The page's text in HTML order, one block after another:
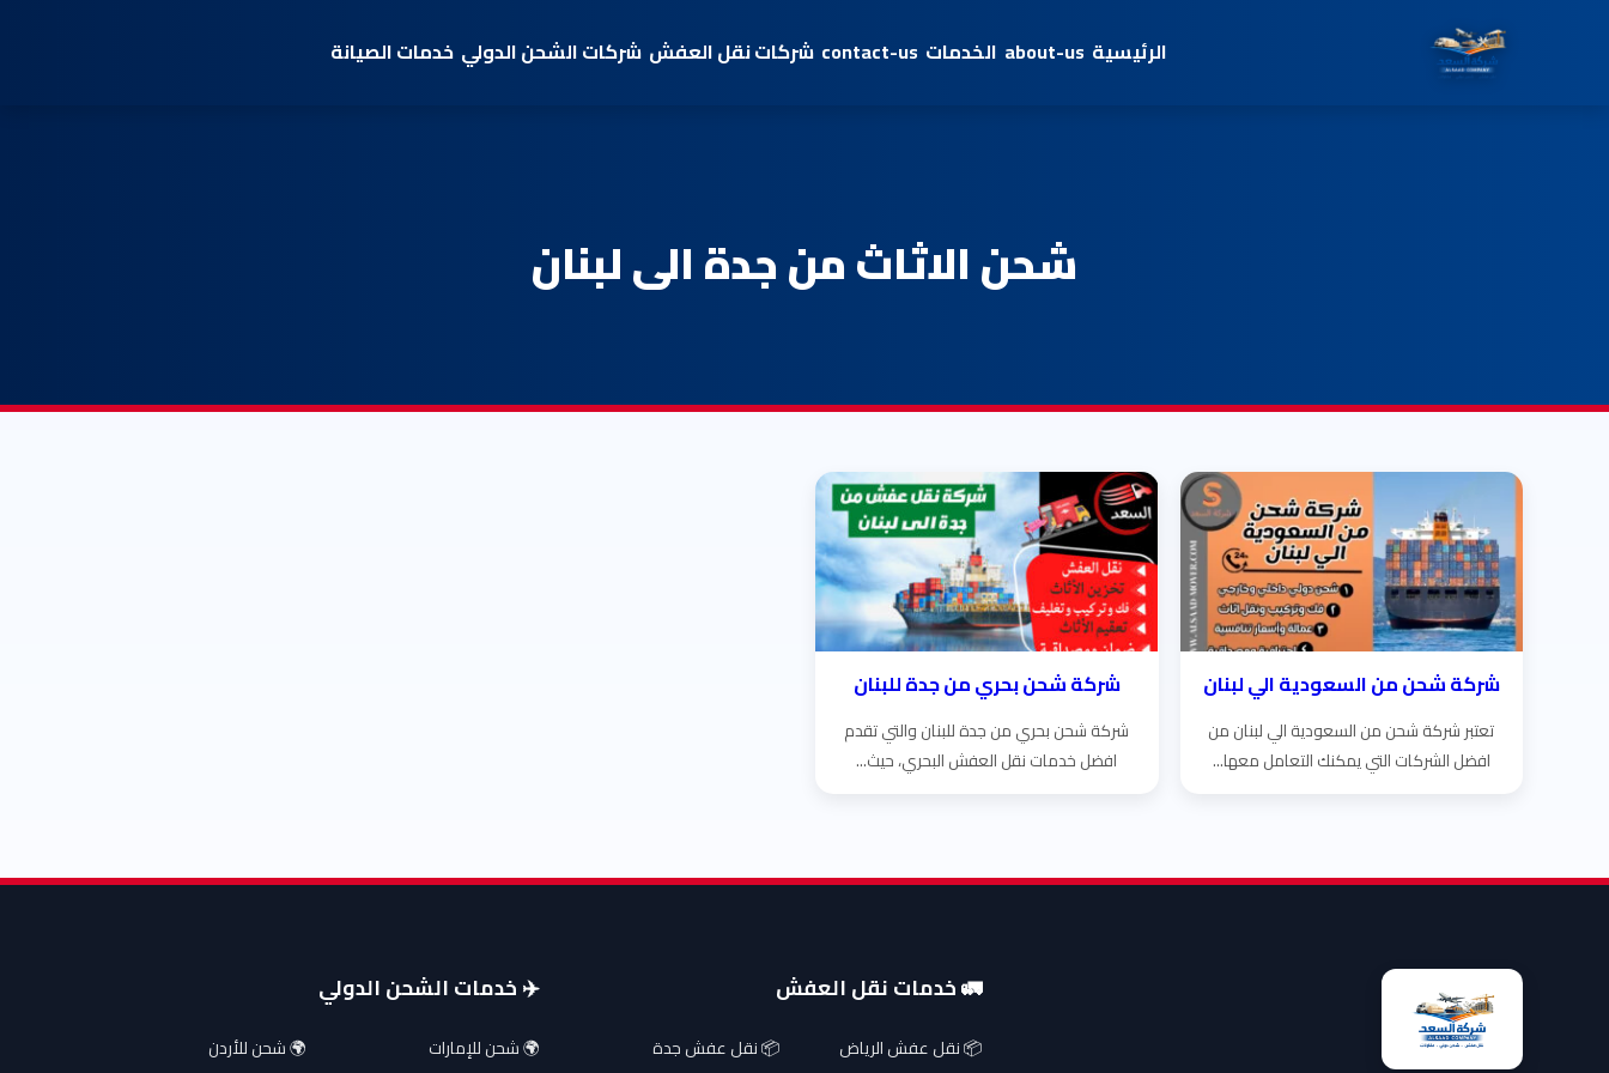
الرئيسية about-us الخدمات contact-us شركات نقل العفش شركات الشحن الدولي خدمات الصيانة
شحن الاثاث من جدة الى لبنان
شركة شحن من السعودية الي لبنان
تعتبر شركة شحن من السعودية الي لبنان من
افضل الشركات التي يمكنك التعامل معها...
شركة شحن بحري من جدة للبنان
شركة شحن بحري من جدة للبنان والتي تقدم
افضل خدمات نقل العفش البحري، حيث...
🚛 خدمات نقل العفش
📦 نقل عفش الرياض 📦 نقل عفش جدة
✈️ خدمات الشحن الدولي
🌍 شحن للإمارات 🌍 شحن للأردن